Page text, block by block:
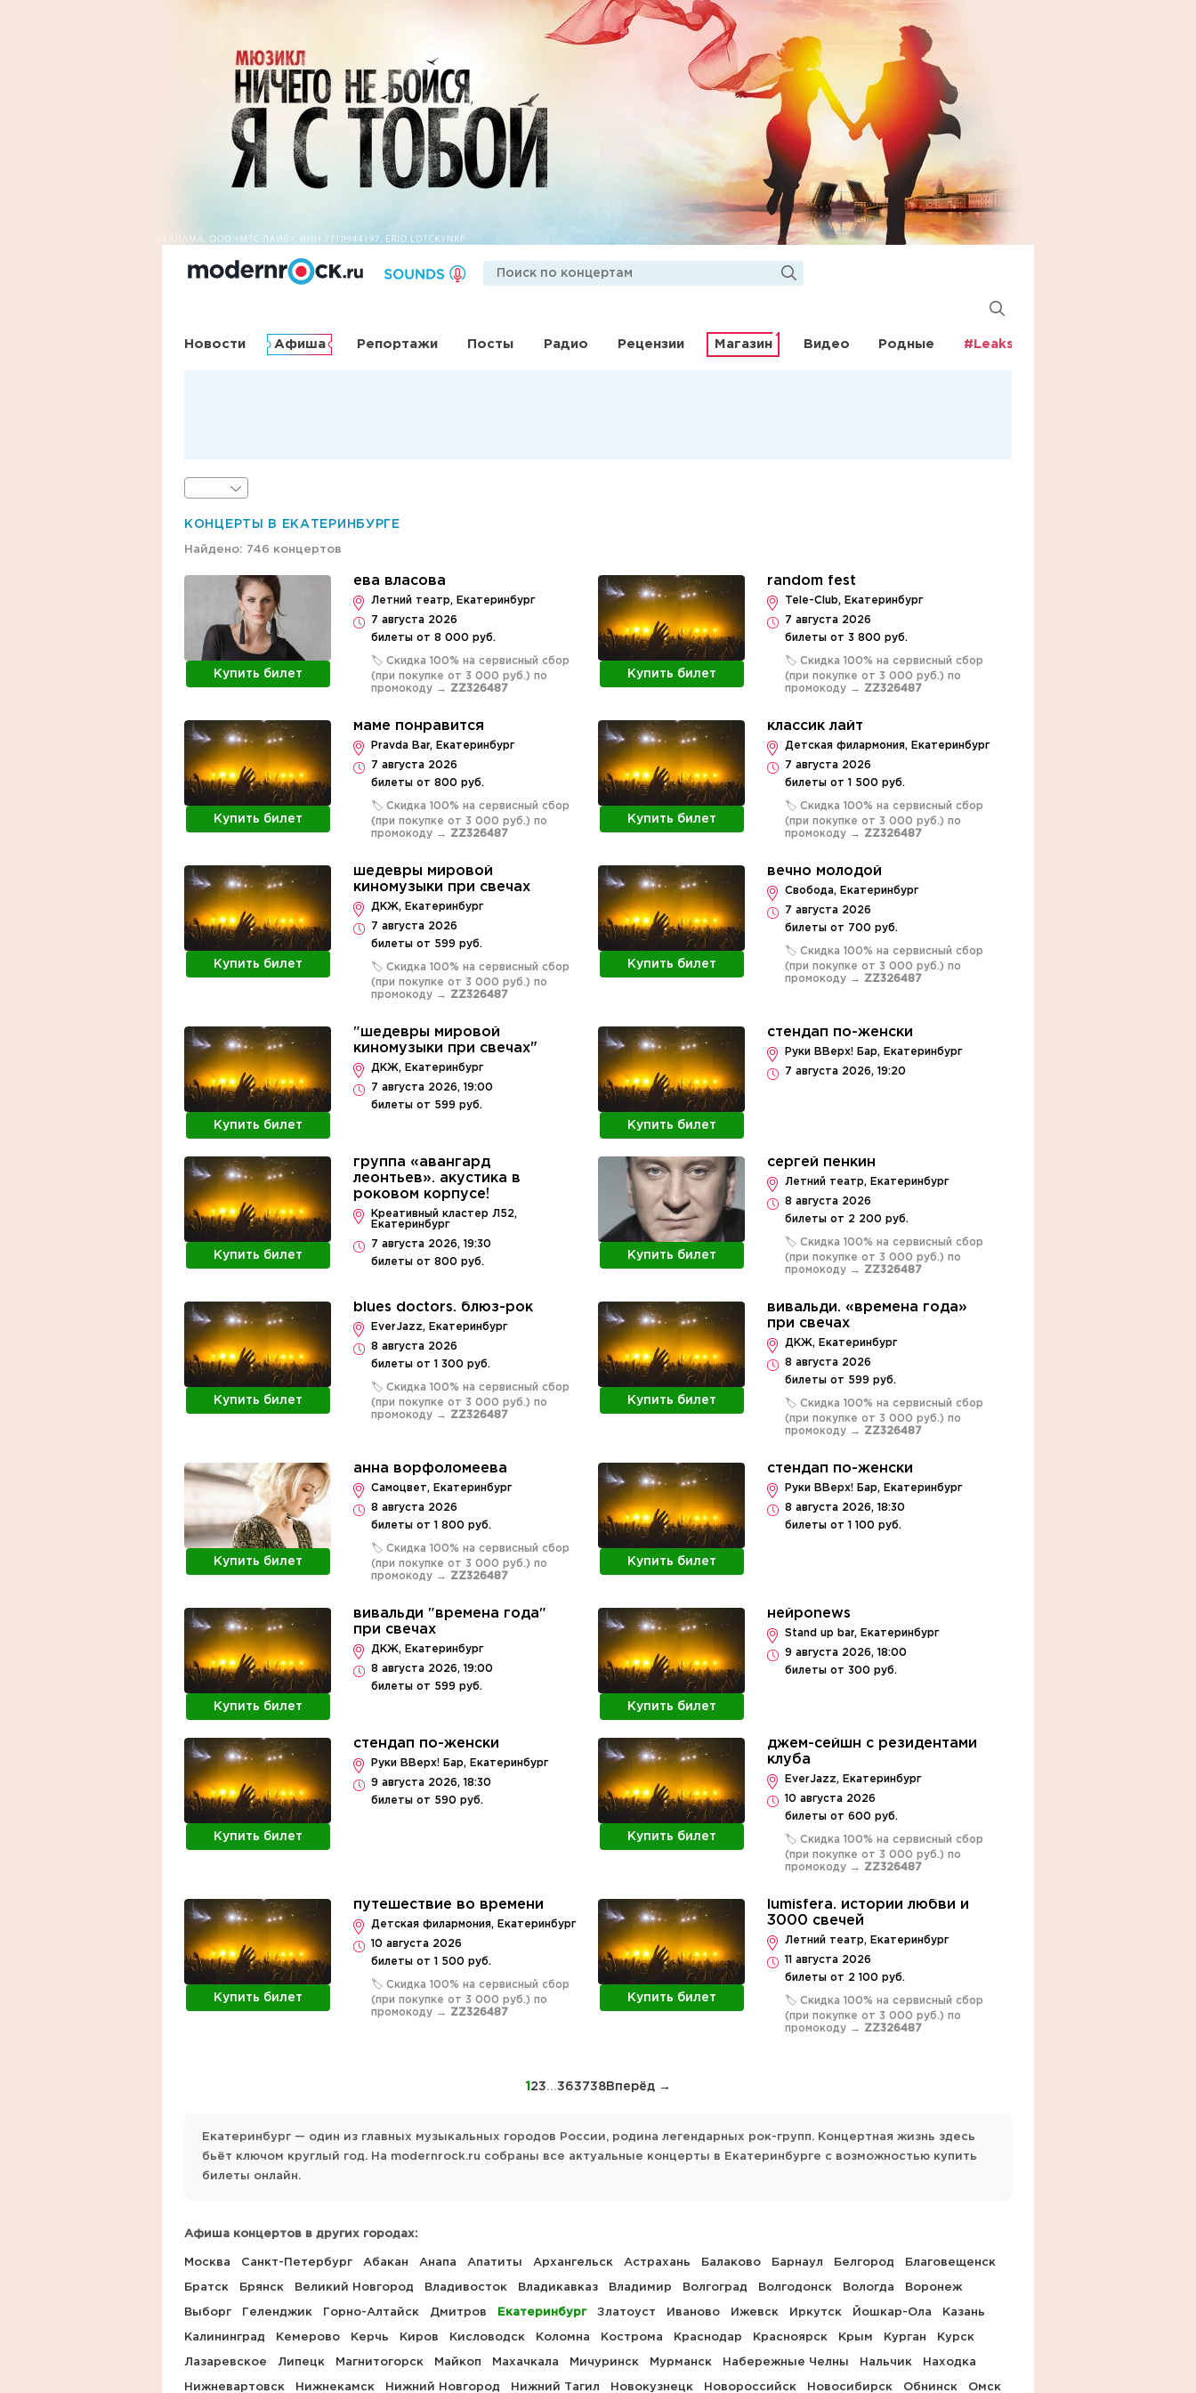
Новости Афиша Репортажи Посты Радио Рецензии Магазин Видео Родные #Leaks
КОНЦЕРТЫ В ЕКАТЕРИНБУРГЕ
Найдено: 746 концертов
Купить билет
ева власова
Летний театр, Екатеринбург
7 августа 2026
билеты от 8 000 руб.
🏷️ Скидка 100% на сервисный сбор
(при покупке от 3 000 руб.) по
промокоду → ZZ326487
Купить билет
random fest
Tele-Club, Екатеринбург
7 августа 2026
билеты от 3 800 руб.
🏷️ Скидка 100% на сервисный сбор
(при покупке от 3 000 руб.) по
промокоду → ZZ326487
Купить билет
маме понравится
Pravda Bar, Екатеринбург
7 августа 2026
билеты от 800 руб.
🏷️ Скидка 100% на сервисный сбор
(при покупке от 3 000 руб.) по
промокоду → ZZ326487
Купить билет
классик лайт
Детская филармония, Екатеринбург
7 августа 2026
билеты от 1 500 руб.
🏷️ Скидка 100% на сервисный сбор
(при покупке от 3 000 руб.) по
промокоду → ZZ326487
Купить билет
шедевры мировой
киномузыки при свечах
ДКЖ, Екатеринбург
7 августа 2026
билеты от 599 руб.
🏷️ Скидка 100% на сервисный сбор
(при покупке от 3 000 руб.) по
промокоду → ZZ326487
Купить билет
вечно молодой
Свобода, Екатеринбург
7 августа 2026
билеты от 700 руб.
🏷️ Скидка 100% на сервисный сбор
(при покупке от 3 000 руб.) по
промокоду → ZZ326487
Купить билет
"шедевры мировой
киномузыки при свечах"
ДКЖ, Екатеринбург
7 августа 2026, 19:00
билеты от 599 руб.
Купить билет
стендап по-женски
Руки ВВерх! Бар, Екатеринбург
7 августа 2026, 19:20
Купить билет
группа «авангард
леонтьев». акустика в
роковом корпусе!
Креативный кластер Л52,
Екатеринбург
7 августа 2026, 19:30
билеты от 800 руб.
Купить билет
сергей пенкин
Летний театр, Екатеринбург
8 августа 2026
билеты от 2 200 руб.
🏷️ Скидка 100% на сервисный сбор
(при покупке от 3 000 руб.) по
промокоду → ZZ326487
Купить билет
blues doctors. блюз-рок
EverJazz, Екатеринбург
8 августа 2026
билеты от 1 300 руб.
🏷️ Скидка 100% на сервисный сбор
(при покупке от 3 000 руб.) по
промокоду → ZZ326487
Купить билет
вивальди. «времена года»
при свечах
ДКЖ, Екатеринбург
8 августа 2026
билеты от 599 руб.
🏷️ Скидка 100% на сервисный сбор
(при покупке от 3 000 руб.) по
промокоду → ZZ326487
Купить билет
анна ворфоломеева
Самоцвет, Екатеринбург
8 августа 2026
билеты от 1 800 руб.
🏷️ Скидка 100% на сервисный сбор
(при покупке от 3 000 руб.) по
промокоду → ZZ326487
Купить билет
стендап по-женски
Руки ВВерх! Бар, Екатеринбург
8 августа 2026, 18:30
билеты от 1 100 руб.
Купить билет
вивальди "времена года"
при свечах
ДКЖ, Екатеринбург
8 августа 2026, 19:00
билеты от 599 руб.
Купить билет
нейроnews
Stand up bar, Екатеринбург
9 августа 2026, 18:00
билеты от 300 руб.
Купить билет
стендап по-женски
Руки ВВерх! Бар, Екатеринбург
9 августа 2026, 18:30
билеты от 590 руб.
Купить билет
джем-сейшн с резидентами
клуба
EverJazz, Екатеринбург
10 августа 2026
билеты от 600 руб.
🏷️ Скидка 100% на сервисный сбор
(при покупке от 3 000 руб.) по
промокоду → ZZ326487
Купить билет
путешествие во времени
Детская филармония, Екатеринбург
10 августа 2026
билеты от 1 500 руб.
🏷️ Скидка 100% на сервисный сбор
(при покупке от 3 000 руб.) по
промокоду → ZZ326487
Купить билет
lumisfera. истории любви и
3000 свечей
Летний театр, Екатеринбург
11 августа 2026
билеты от 2 100 руб.
🏷️ Скидка 100% на сервисный сбор
(при покупке от 3 000 руб.) по
промокоду → ZZ326487
1 23...363738Вперёд →
Екатеринбург — один из главных музыкальных городов России, родина легендарных рок-групп. Концертная жизнь здесь
бьёт ключом круглый год. На modernrock.ru собраны все актуальные концерты в Екатеринбурге с возможностью купить
билеты онлайн.
Афиша концертов в других городах:
Москва Санкт-Петербург Абакан Анапа Апатиты Архангельск Астрахань Балаково Барнаул Белгород Благовещенск
Братск Брянск Великий Новгород Владивосток Владикавказ Владимир Волгоград Волгодонск Вологда Воронеж
Выборг Геленджик Горно-Алтайск Дмитров Екатеринбург Златоуст Иваново Ижевск Иркутск Йошкар-Ола Казань
Калининград Кемерово Керчь Киров Кисловодск Коломна Кострома Краснодар Красноярск Крым Курган Курск
Лазаревское Липецк Магнитогорск Майкоп Махачкала Мичуринск Мурманск Набережные Челны Нальчик Находка
Нижневартовск Нижнекамск Нижний Новгород Нижний Тагил Новокузнецк Новороссийск Новосибирск Обнинск Омск